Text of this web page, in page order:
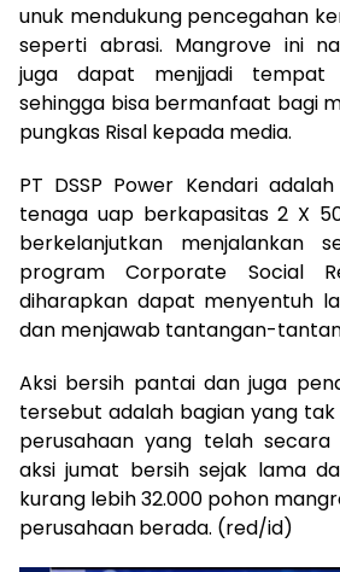
unuk mendukung pencegahan
seperti abrasi. Mangrove ini
juga dapat menjjadi
sehingga bisa bermanfaat bagi
pungkas Risal kepada media.
PT DSSP Power Kendari
tenaga uap berkapasitas 2 X
berkelanjutkan menjalankan
program Corporate Social
diharapkan dapat menyentuh
dan menjawab tantangan-
Aksi bersih pantai dan juga
tersebut adalah bagian yang
perusahaan yang telah
aksi jumat bersih sejak lama
kurang lebih 32.000 pohon
perusahaan berada. (red/id)